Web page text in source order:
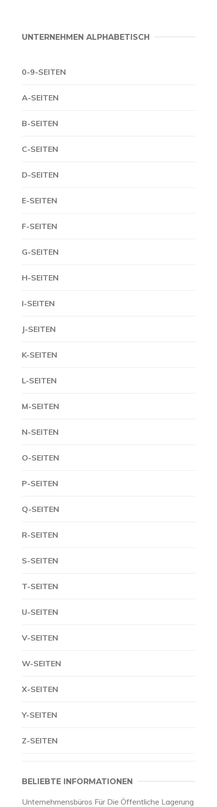
UNTERNEHMEN ALPHABETISCH
0-9-SEITEN
A-SEITEN
B-SEITEN
C-SEITEN
D-SEITEN
E-SEITEN
F-SEITEN
G-SEITEN
H-SEITEN
I-SEITEN
J-SEITEN
K-SEITEN
L-SEITEN
M-SEITEN
N-SEITEN
O-SEITEN
P-SEITEN
Q-SEITEN
R-SEITEN
S-SEITEN
T-SEITEN
U-SEITEN
V-SEITEN
W-SEITEN
X-SEITEN
Y-SEITEN
Z-SEITEN
BELIEBTE INFORMATIONEN
Unternehmensbüros Für Die Öffentliche Lagerung